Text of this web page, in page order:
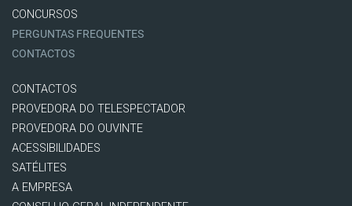
CONCURSOS
PERGUNTAS FREQUENTES
CONTACTOS
CONTACTOS
PROVEDORA DO TELESPECTADOR
PROVEDORA DO OUVINTE
ACESSIBILIDADES
SATÉLITES
A EMPRESA